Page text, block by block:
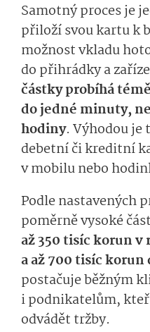
Samotný proces je
přiloží svou kartu k
možnost vkladu
do přihrádky a
částky probíhá
do jedné minuty,
hodiny. Výhodou je
debetní či kreditní
v mobilu nebo
Podle nastavených
poměrně vysoké
až 350 tisíc korun
a až 700 tisíc korun
postačuje běžným
i podnikatelům,
odvádět tržby.